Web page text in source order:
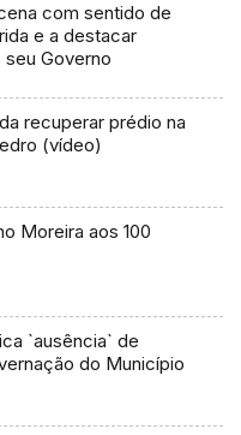
com sentido de
e a destacar
Governo
recuperar prédio na
(vídeo)
Moreira aos 100
`ausência` de
do Município